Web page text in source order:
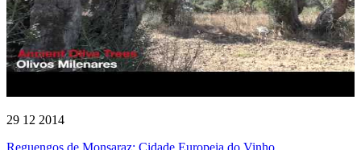
29 12 2014
Reguengos de Monsaraz: Cidade Europeia do Vinho